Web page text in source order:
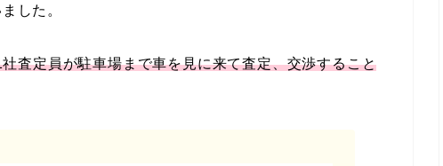
した。
査定員が駐車場まで車を見に来て査定、交渉すること